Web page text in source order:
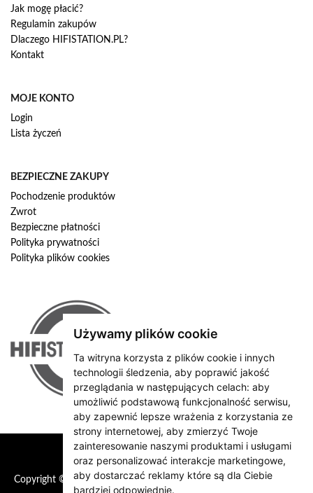
Używamy plików cookie
Ta witryna korzysta z plików cookie i innych
technologii śledzenia, aby poprawić jakość
przeglądania w następujących celach: aby
umożliwić podstawową funkcjonalność serwisu,
aby zapewnić lepsze wrażenia z korzystania ze
strony internetowej, aby zmierzyć Twoje
zainteresowanie naszymi produktami i usługami
oraz personalizować interakcje marketingowe,
aby dostarczać reklamy które są dla Ciebie
bardziej odpowiednie.
Jak mogę płacić?
Regulamin zakupów
Dlaczego HIFISTATION.PL?
Kontakt
MOJE KONTO
Login
Lista życzeń
BEZPIECZNE ZAKUPY
Pochodzenie produktów
Zwrot
Bezpieczne płatności
Polityka prywatności
Polityka plików cookies
Copyright © 2026 HiFiStation